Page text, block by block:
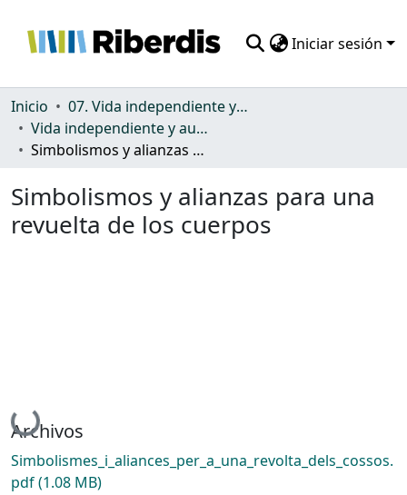
Iniciar sesión
Comunidades
Todo DSpace
Inicio
07. Vida independiente y autonomía personal
Vida independiente y autonomía personal
Simbolismos y alianzas para una revuelta de los cuerpos
Simbolismos y alianzas para una
revuelta de los cuerpos
Cargando...
Archivos
Simbolismes_i_aliances_per_a_una_revolta_dels_cossos.
pdf(1.08 MB)